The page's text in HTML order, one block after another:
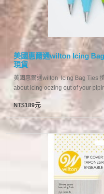
美國惠爾通wilton Icing
現貨
美國惠爾通wilton Icing Bag Ties
about icing oozing out of your
NT$189元